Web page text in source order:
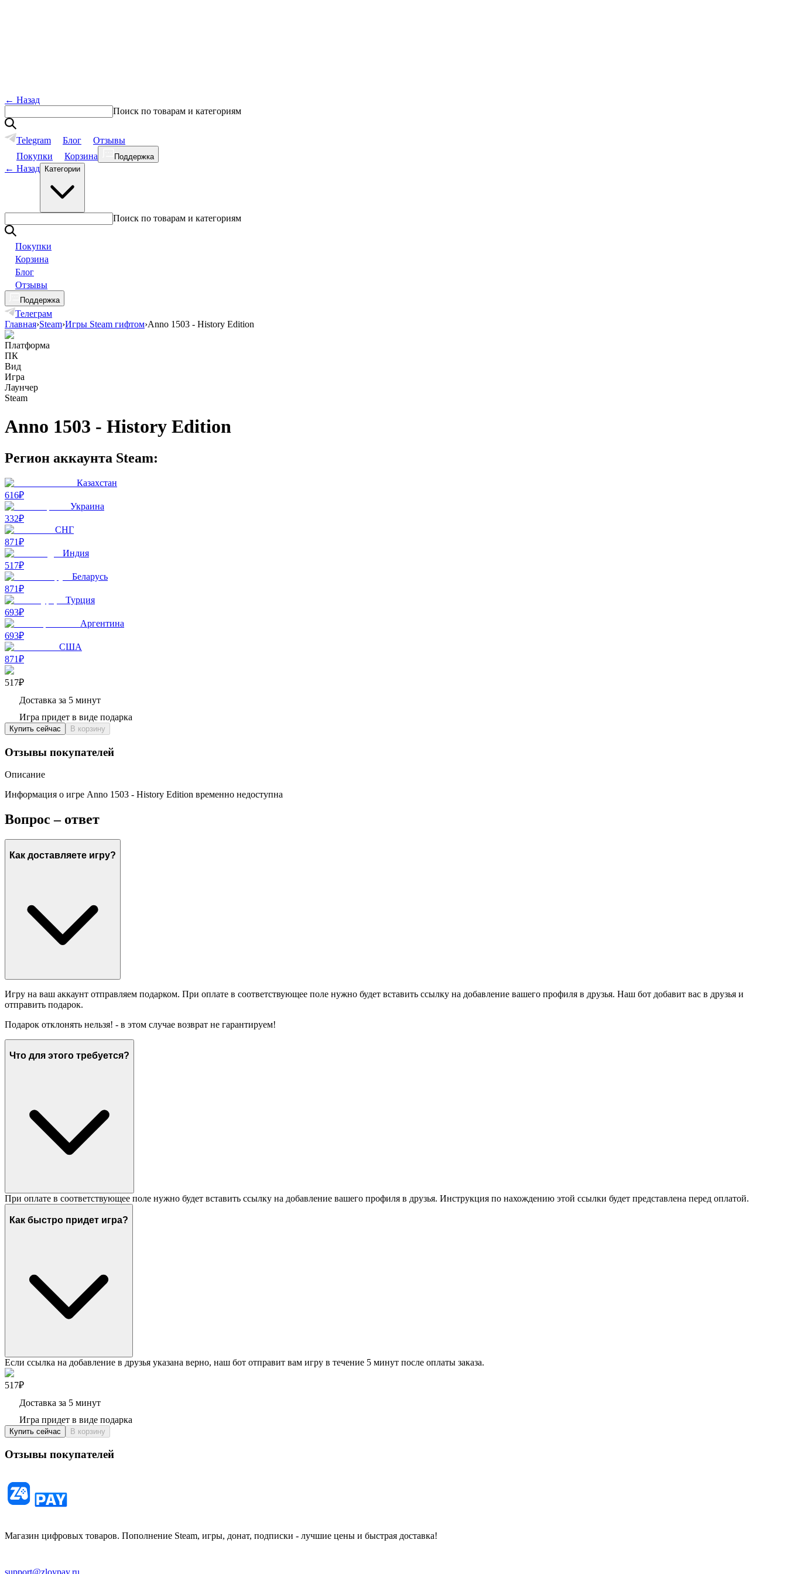
← Назад
Поиск по товарам и категориям
Telegram Блог
Отзывы
Покупки
Корзина Поддержка
← Назад Категории
Поиск по товарам и категориям
Покупки
Корзина
Блог
Отзывы
Поддержка
Телеграм
Главная›Steam›Игры Steam гифтом›Anno 1503 - History Edition
Платформа
ПК
Вид
Игра
Лаунчер
Steam
Anno 1503 - History Edition
Регион аккаунта Steam:
Казахстан
616₽
Украина
332₽
СНГ
871₽
Индия
517₽
Беларусь
871₽
Турция
693₽
Аргентина
693₽
США
871₽
517₽
Доставка за 5 минут
Игра придет в виде подарка
Купить сейчас В корзину
Отзывы покупателей
Описание
Информация о игре Anno 1503 - History Edition временно недоступна
Вопрос – ответ
Как доставляете игру?
Игру на ваш аккаунт отправляем подарком. При оплате в соответствующее поле нужно будет вставить ссылку на добавление вашего профиля в друзья. Наш бот добавит вас в друзья и
отправить подарок.
Подарок отклонять нельзя! - в этом случае возврат не гарантируем!
Что для этого требуется?
При оплате в соответствующее поле нужно будет вставить ссылку на добавление вашего профиля в друзья. Инструкция по нахождению этой ссылки будет представлена перед оплатой.
Как быстро придет игра?
Если ссылка на добавление в друзья указана верно, наш бот отправит вам игру в течение 5 минут после оплаты заказа.
517₽
Доставка за 5 минут
Игра придет в виде подарка
Купить сейчас В корзину
Отзывы покупателей
Магазин цифровых товаров. Пополнение Steam, игры, донат, подписки - лучшие цены и быстрая доставка!
support@zloypay.ru